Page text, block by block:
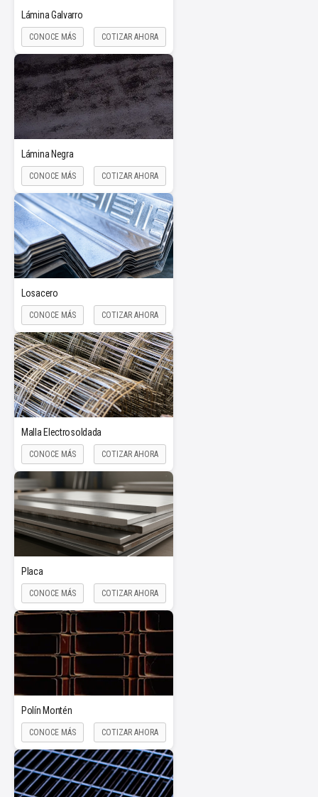
Lámina Galvarro
CONOCE MÁS COTIZAR AHORA
Lámina Negra
CONOCE MÁS COTIZAR AHORA
Losacero
CONOCE MÁS COTIZAR AHORA
Malla Electrosoldada
CONOCE MÁS COTIZAR AHORA
Placa
CONOCE MÁS COTIZAR AHORA
Polín Montén
CONOCE MÁS COTIZAR AHORA